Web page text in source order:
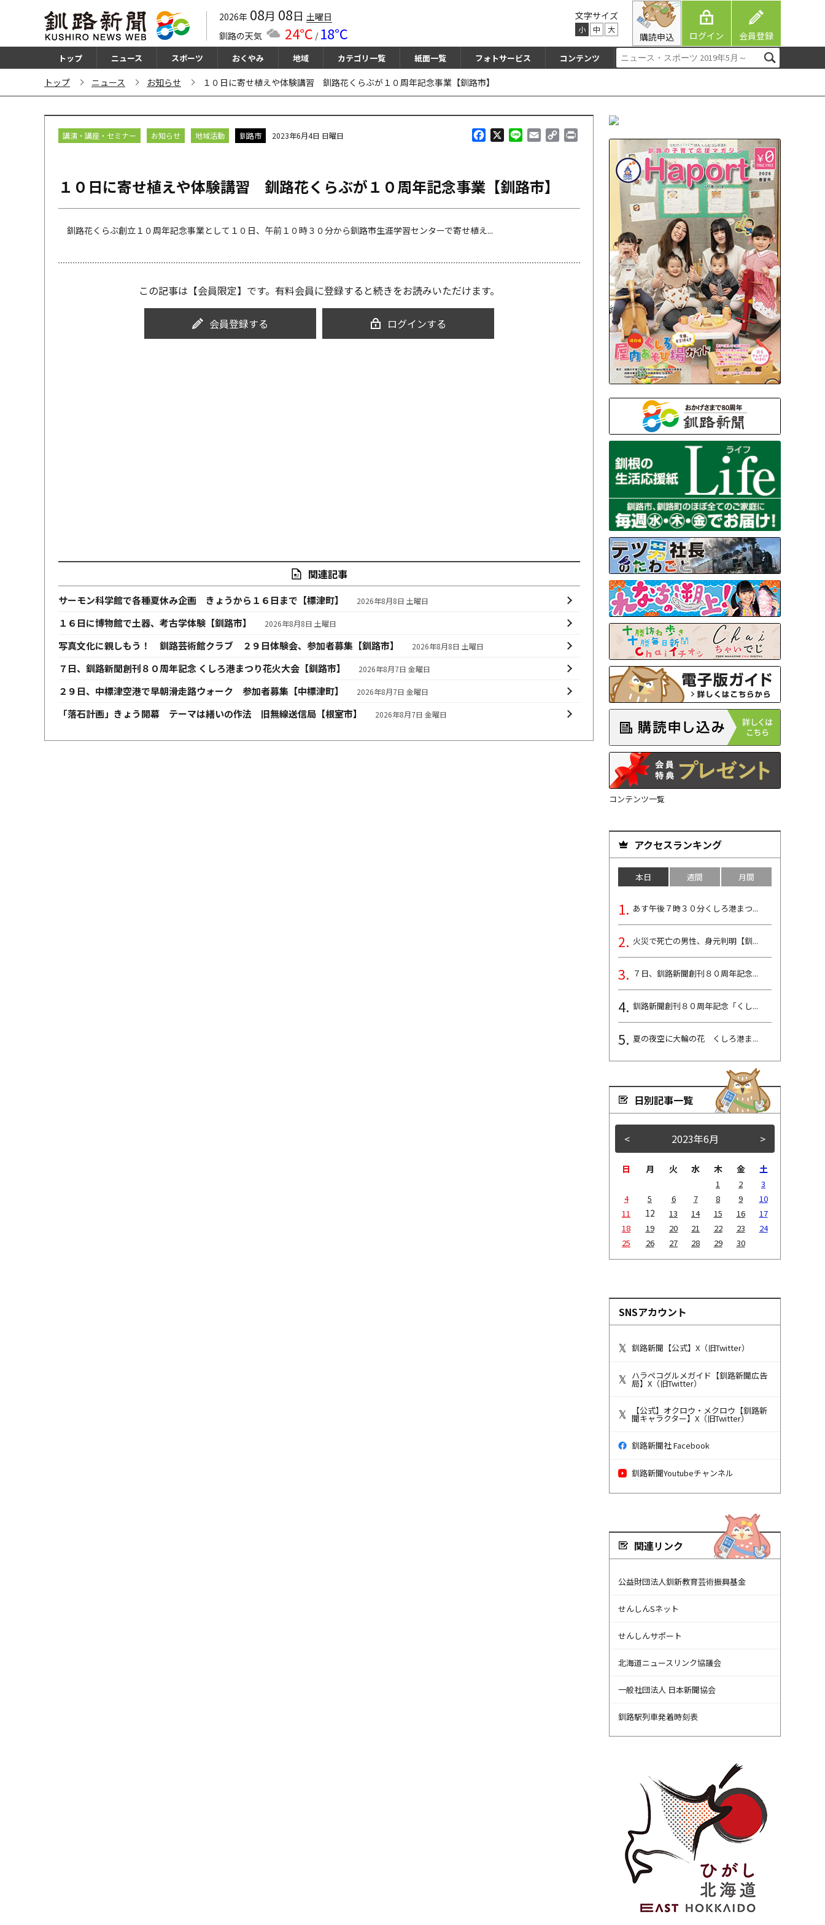
2026年 08月 08日 土曜日
釧路の天気
24℃ / 18℃
文字サイズ
小 中 大
購読申込 ログイン 会員登録
トップ ニュース スポーツ おくやみ 地域 カテゴリ一覧 紙面一覧 フォトサービス コンテンツ
トップ ニュース お知らせ １０日に寄せ植えや体験講習 釧路花くらぶが１０周年記念事業【釧路市】
b
k
l
講演・講座・セミナー お知らせ 地域活動 釧路市 2023年6月4日 日曜日
１０日に寄せ植えや体験講習 釧路花くらぶが１０周年記念事業【釧路市】
釧路花くらぶ創立１０周年記念事業として１０日、午前１０時３０分から釧路市生涯学習センターで寄せ植え...
この記事は【会員限定】です。有料会員に登録すると続きをお読みいただけます。
会員登録する ログインする
関連記事
サーモン科学館で各種夏休み企画 きょうから１６日まで【標津町】 2026年8月8日 土曜日
１６日に博物館で土器、考古学体験【釧路市】 2026年8月8日 土曜日
写真文化に親しもう！ 釧路芸術館クラブ ２９日体験会、参加者募集【釧路市】 2026年8月8日 土曜日
７日、釧路新聞創刊８０周年記念 くしろ港まつり花火大会【釧路市】 2026年8月7日 金曜日
２９日、中標津空港で早朝滑走路ウォーク 参加者募集【中標津町】 2026年8月7日 金曜日
「落石計画」きょう開幕 テーマは繕いの作法 旧無線送信局【根室市】 2026年8月7日 金曜日
コンテンツ一覧
アクセスランキング
本日 週間 月間
あす午後７時３０分くしろ港まつ...
火災で死亡の男性、身元判明【釧...
７日、釧路新聞創刊８０周年記念...
釧路新聞創刊８０周年記念「くし...
夏の夜空に大輪の花 くしろ港ま...
日別記事一覧
< >
2023年6月
日 月 火 水 木 金 土
1 2
3
4
5 6 7 8 9
10
11
12 13 14 15 16
17
18
19 20 21 22 23
24
25
26 27 28 29 30
SNSアカウント
釧路新聞【公式】X（旧Twitter）
ハラペコグルメガイド【釧路新聞広告
局】X（旧Twitter）
【公式】オクロウ・メクロウ【釧路新
聞キャラクター】X（旧Twitter）
釧路新聞社 Facebook
釧路新聞Youtubeチャンネル
関連リンク
公益財団法人釧新教育芸術振興基金
せんしんSネット
せんしんサポート
北海道ニュースリンク協議会
一般社団法人 日本新聞協会
釧路駅列車発着時刻表